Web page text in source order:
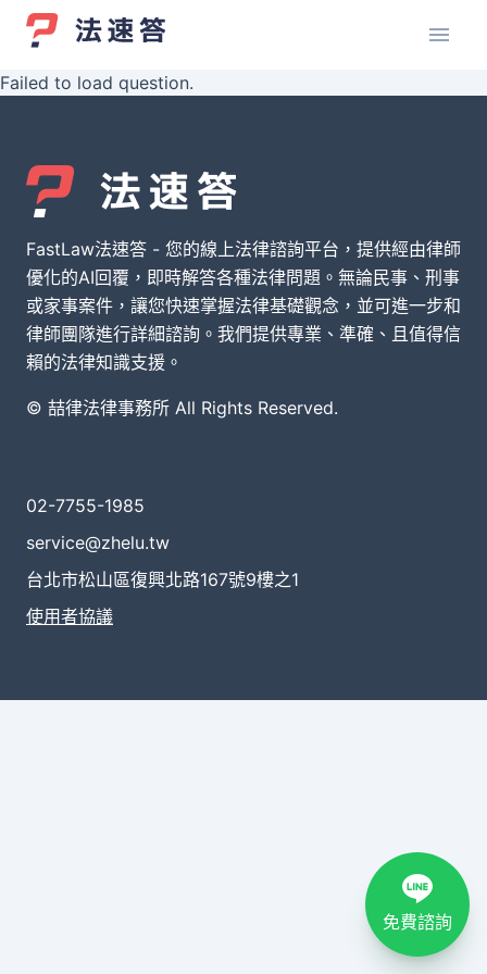
Failed to load question.
FastLaw法速答 - 您的線上法律諮詢平台，提供經由律師
優化的AI回覆，即時解答各種法律問題。無論民事、刑事
或家事案件，讓您快速掌握法律基礎觀念，並可進一步和
律師團隊進行詳細諮詢。我們提供專業、準確、且值得信
賴的法律知識支援。
© 喆律法律事務所 All Rights Reserved.
02-7755-1985
service@zhelu.tw
台北市松山區復興北路167號9樓之1
使用者協議
免費諮詢